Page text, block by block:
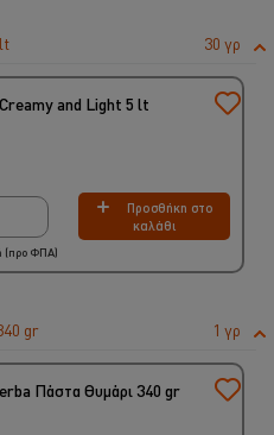
30 γρ
and Light 5 lt
Προσθήκη στο
καλάθι
(προ ΦΠΑ)
gr 1 γρ
Πάστα Θυμάρι 340 gr